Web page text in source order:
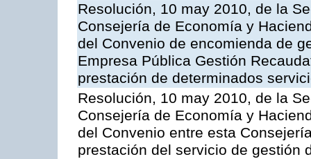
Resolución, 10 may 2010, de la
Consejería de Economía y
del Convenio de encomienda de
Empresa Pública Gestión
prestación de determinados
Resolución, 10 may 2010, de la
Consejería de Economía y
del Convenio entre esta
prestación del servicio de gestión